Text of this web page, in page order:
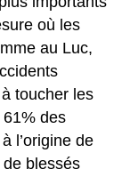
où les
au Luc,
toucher les
61% des
l’origine de
blessés